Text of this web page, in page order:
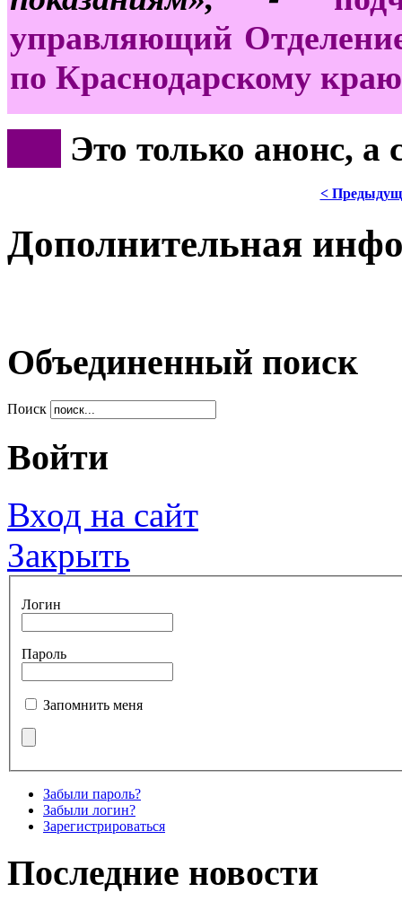
управляющий
по Краснодарскому краю
Это только анонс,
<
Дополнительная
Объединенный поиск
Поиск
Войти
Вход на сайт
Закрыть
Логин
Пароль
Запомнить меня
Забыли пароль?
Забыли логин?
Зарегистрироваться
Последние новости